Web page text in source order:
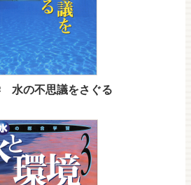
水の不思議をさぐる